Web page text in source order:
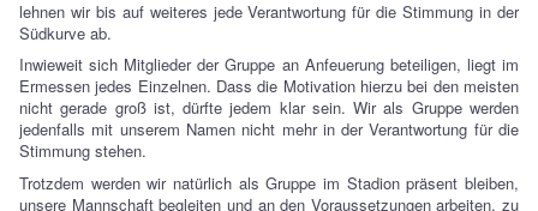
lehnen wir bis auf weiteres jede Verantwortung für die Stimmung in der
Südkurve ab.
Inwieweit sich Mitglieder der Gruppe an Anfeuerung beteiligen, liegt im
Ermessen jedes Einzelnen. Dass die Motivation hierzu bei den meisten
nicht gerade groß ist, dürfte jedem klar sein. Wir als Gruppe werden
jedenfalls mit unserem Namen nicht mehr in der Verantwortung für die
Stimmung stehen.
Trotzdem werden wir natürlich als Gruppe im Stadion präsent bleiben,
unsere Mannschaft begleiten und an den Voraussetzungen arbeiten, zu